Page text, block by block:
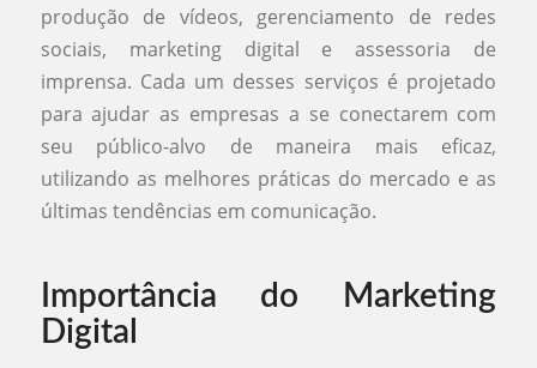
produção de vídeos, gerenciamento de redes
sociais, marketing digital e assessoria de
imprensa. Cada um desses serviços é projetado
para ajudar as empresas a se conectarem com
seu público-alvo de maneira mais eficaz,
utilizando as melhores práticas do mercado e as
últimas tendências em comunicação.
Importância do Marketing
Digital